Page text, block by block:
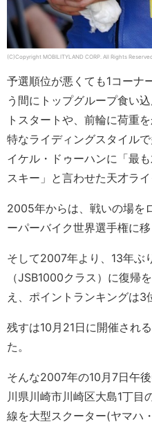
(C)Copyright MOBILITYLAND CORP. All Rights
予選順位が悪くても1コーナ
う間にトップグループ食い
トスタートや、前輪に荷重
特なライディングスタイル
イケル・ドゥーハンに「最
スキー」と言わせた天才ライ
2005年からは、戦いの場を
ーパーバイク世界選手権に移
そして2007年より、13年ぶ
（JSB1000クラス）に復帰
え、ポイントランキングは3
残すは10月21日に開催され
た。
そんな2007年の10月7日午
川県川崎市川崎区大島1丁目
線を大型スクーター(ヤマハ